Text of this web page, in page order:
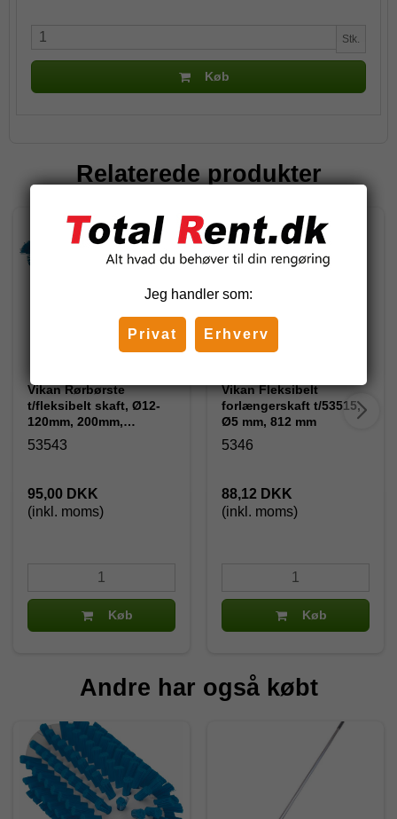
Stk.
Køb
Relaterede produkter
Vikan Rørbørste
t/fleksibelt skaft, Ø12-
120mm, 200mm,
Medium, Blå
53543
95,00 DKK
(inkl. moms)
Køb
Vikan Fleksibelt
forlængerskaft t/53515,
Ø5 mm, 812 mm
5346
88,12 DKK
(inkl. moms)
Køb
Andre har også købt
Jeg handler som:
Privat Erhverv